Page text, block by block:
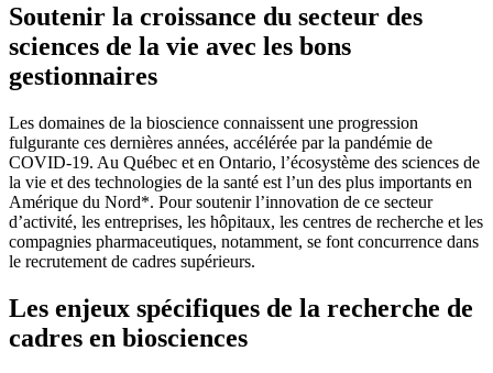
Soutenir la croissance du secteur des
sciences de la vie avec les bons
gestionnaires
Les domaines de la bioscience connaissent une progression
fulgurante ces dernières années, accélérée par la pandémie de
COVID-19. Au Québec et en Ontario, l’écosystème des sciences de
la vie et des technologies de la santé est l’un des plus importants en
Amérique du Nord*. Pour soutenir l’innovation de ce secteur
d’activité, les entreprises, les hôpitaux, les centres de recherche et les
compagnies pharmaceutiques, notamment, se font concurrence dans
le recrutement de cadres supérieurs.
Les enjeux spécifiques de la recherche de
cadres en biosciences